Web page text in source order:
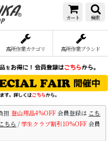
カート 検索
高所作業カテゴリ 高所作業ブランド
担 登山用品4%OFF 会員登録は こち
こちら /学生クラブ割引10%OFF 会員